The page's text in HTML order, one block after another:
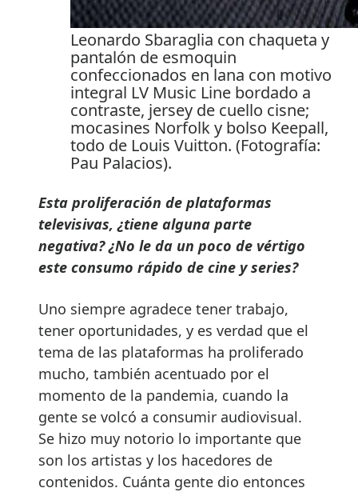
Leonardo Sbaraglia con chaqueta y
pantalón de esmoquin
confeccionados en lana con motivo
integral LV Music Line bordado a
contraste, jersey de cuello cisne;
mocasines Norfolk y bolso Keepall,
todo de Louis Vuitton. (Fotografía:
Pau Palacios).
Esta proliferación de plataformas
televisivas, ¿tiene alguna parte
negativa? ¿No le da un poco de vértigo
este consumo rápido de cine y series?
Uno siempre agradece tener trabajo,
tener oportunidades, y es verdad que el
tema de las plataformas ha proliferado
mucho, también acentuado por el
momento de la pandemia, cuando la
gente se volcó a consumir audiovisual.
Se hizo muy notorio lo importante que
son los artistas y los hacedores de
contenidos. Cuánta gente dio entonces